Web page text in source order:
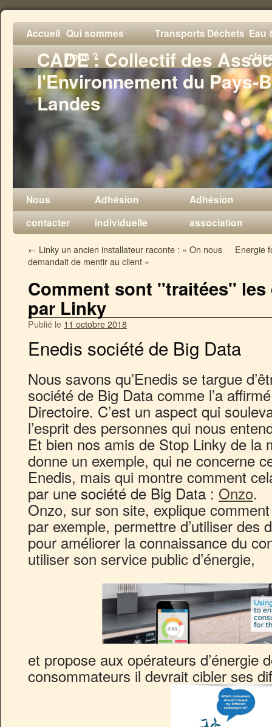
CADE : Collectif des
l'Environnement du Pays-
Landes
Accueil Qui sommes
nous ?
TransportsDéchets Eau
Nous
contacter
Adhésion
individuelle
Adhésion
association
← Linky un ancien installateur raconte : « On nous
demandait de mentir au client »
Energie
Comment sont "traitées"
par Linky
Publié le 11 octobre 2018
Enedis société de Big Data
Nous savons qu’Enedis se targue
société de Big Data comme l’a
Directoire. C’est un aspect qui
l’esprit des personnes qui nous
Et bien nos amis de Stop Linky de la
donne un exemple, qui ne concerne
Enedis, mais qui montre comment
par une société de Big Data : Onzo.
Onzo, sur son site, explique
par exemple, permettre d’utiliser des
pour améliorer la connaissance du
utiliser son service public d’énergie,
et propose aux opérateurs d’énergie
consommateurs il devrait cibler ses